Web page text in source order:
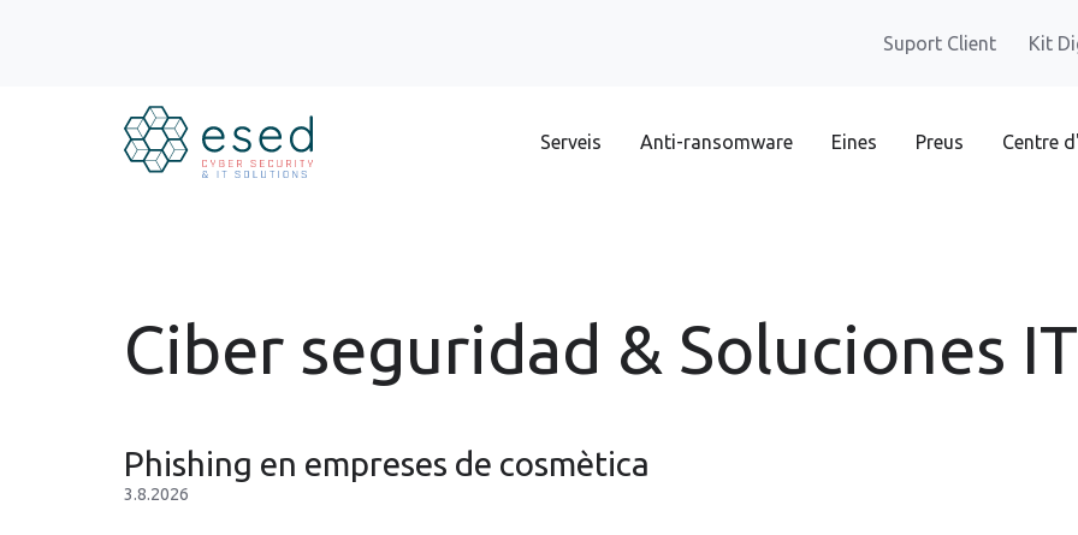
Suport Client Kit
Serveis Anti-ransomware Eines Preus Centre
Ciber seguridad & Soluciones IT
Phishing en empreses de cosmètica
3.8.2026